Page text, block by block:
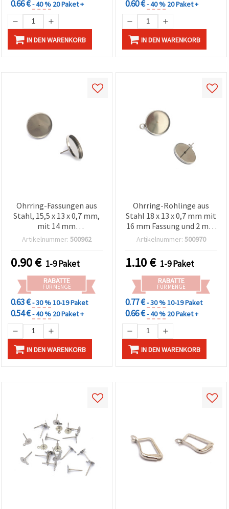
0.66 €- 40 % 20 Paket +
IN DEN WARENKORB
0.60 €- 40 % 20 Paket +
IN DEN WARENKORB
Ohrring-Fassungen aus
Stahl, 15,5 x 13 x 0,7 mm,
mit 14 mm
Lünettenfassung,
Artikelnummer: 500962
0.90€ 1-9 Paket
RABATTE
FÜR MENGE
0.63 €- 30 %10-19 Paket
0.54 €- 40 % 20 Paket +
IN DEN WARENKORB
Ohrring-Rohlinge aus
Stahl 18 x 13 x 0,7 mm mit
16 mm Fassung und 2 mm
Öse, silberfarben – 6
Artikelnummer: 500970
1.10€ 1-9 Paket
RABATTE
FÜR MENGE
0.77 €- 30 %10-19 Paket
0.66 €- 40 % 20 Paket +
IN DEN WARENKORB